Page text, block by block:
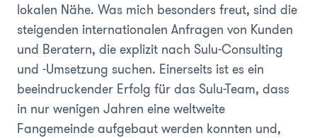
lokalen Nähe. Was mich besonders freut, sind die
steigenden internationalen Anfragen von Kunden
und Beratern, die explizit nach Sulu-Consulting
und -Umsetzung suchen. Einerseits ist es ein
beeindruckender Erfolg für das Sulu-Team, dass
in nur wenigen Jahren eine weltweite
Fangemeinde aufgebaut werden konnten und,